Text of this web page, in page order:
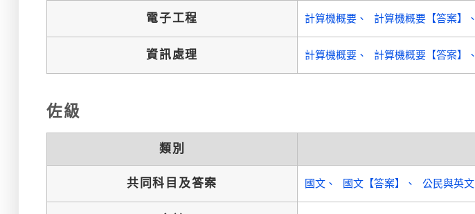
電子工程 計算機概要 計算機概要【答案】
資訊處理 計算機概要 計算機概要【答案】
佐級
類別
共同科目及答案 國文 國文【答案】 公民與英文